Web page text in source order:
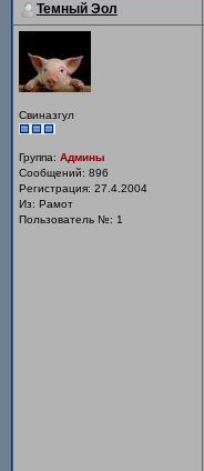
Темный Эол
Свиназгул
Группа: Админы
Сообщений: 896
Регистрация: 27.4.2004
Из: Рамот
Пользователь №: 1